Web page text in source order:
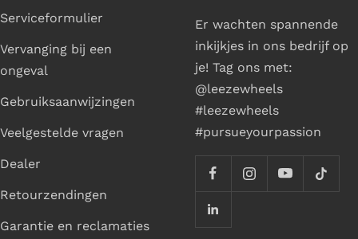
Serviceformulier
Vervanging bij een
ongeval
Gebruiksaanwijzingen
Veelgestelde vragen
Dealer
Retourzendingen
Garantie en reclamaties
Er wachten spannende
inkijkjes in ons bedrijf op
je! Tag ons met:
@leezewheels
#leezewheels
#pursueyourpassion